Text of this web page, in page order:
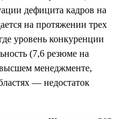
дефицита кадров на
на протяжении трех
уровень конкуренции
(7,6 резюме на
менеджменте,
— недостаток